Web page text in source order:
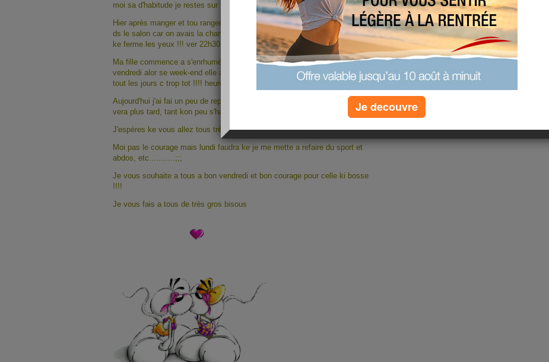
moi sa d'habitude je restes sur l'ordi jusqu'a tard !!!!!
Hier après manger et tou ranger je me suis mi sur mon canapé lit car je dor
ds le salon car on avais la chambre pour ma louloute et pas bouger jusqu'a
ke ferme les yeux !!! ver 22h30 car j'ai regardée un peu la télé....
Ma fille commence a s'enrhumée c pas cool, pas de fièvre c deja sa, et pui c
vendredi alor se week-end elle a besoin de se reposer un peu car debout a 7h
tout les jours c trop tot !!!! heureusement qu' a 21h elle dor deja....
Aujourd'hui j'ai fai un peu de repassage au boulot, le mien je suis en retard on
vera plus tard, tant kon peu s'habiller c ke c bon, mdrrrrrrrrrr
J'espères ke vous allez tous très bien, niveau sante kom regime!!!
Moi pas le courage mais lundi faudra ke je me mette a refaire du sport et
abdos, etc...........;;;
Je vous souhaite a tous a bon vendredi et bon courage pour celle ki bosse
!!!!
Je vous fais a tous de très gros bisous
Je decouvre